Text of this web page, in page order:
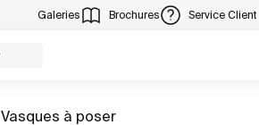
Galeries Brochures Service Client
Aller à
Vasques à poser